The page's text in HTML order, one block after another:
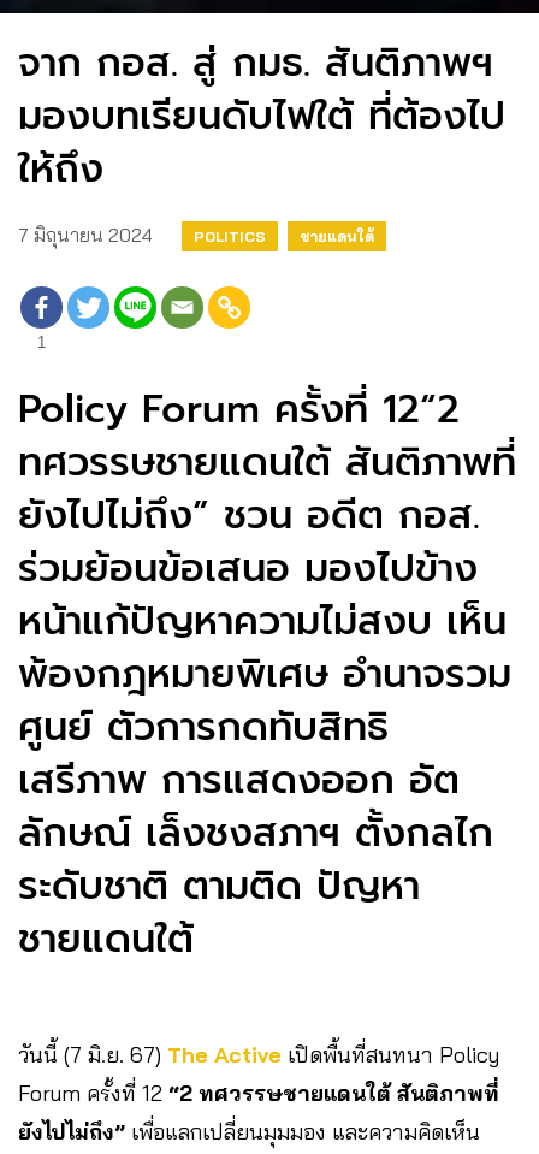
จาก กอส. สู่ กมธ. สันติภาพฯ
มองบทเรียนดับไฟใต้ ที่ต้องไป
ให้ถึง
7 มิถุนายน 2024 POLITICS ชายแดนใต้
1
Policy Forum ครั้งที่ 12“2
ทศวรรษชายแดนใต้ สันติภาพที่
ยังไปไม่ถึง” ชวน อดีต กอส.
ร่วมย้อนข้อเสนอ มองไปข้าง
หน้าแก้ปัญหาความไม่สงบ เห็น
พ้องกฎหมายพิเศษ อำนาจรวม
ศูนย์ ตัวการกดทับสิทธิ
เสรีภาพ การแสดงออก อัต
ลักษณ์ เล็งชงสภาฯ ตั้งกลไก
ระดับชาติ ตามติด ปัญหา
ชายแดนใต้
วันนี้ (7 มิ.ย. 67) The Active เปิดพื้นที่สนทนา Policy
Forum ครั้งที่ 12 “2 ทศวรรษชายแดนใต้ สันติภาพที่
ยังไปไม่ถึง” เพื่อแลกเปลี่ยนมุมมอง และความคิดเห็น